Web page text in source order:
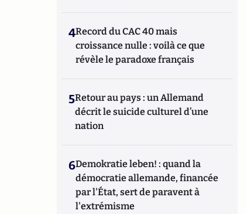
4Record du CAC 40 mais
croissance nulle : voilà ce que
révèle le paradoxe français
5Retour au pays : un Allemand
décrit le suicide culturel d’une
nation
6Demokratie leben! : quand la
démocratie allemande, financée
par l'État, sert de paravent à
l'extrémisme